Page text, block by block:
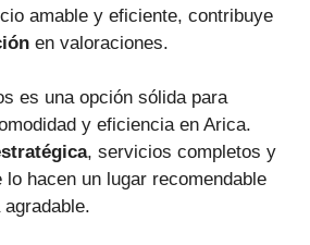
amable y eficiente, contribuye
en valoraciones.
es una opción sólida para
y eficiencia en Arica.
, servicios completos y
hacen un lugar recomendable